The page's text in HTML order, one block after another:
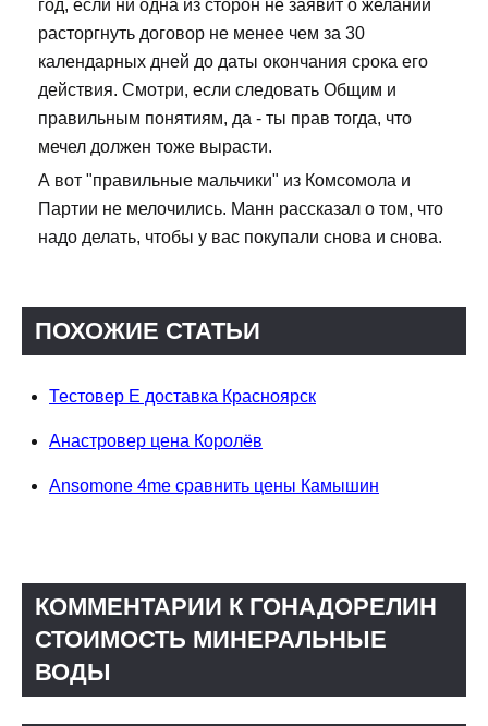
год, если ни одна из сторон не заявит о желании
расторгнуть договор не менее чем за 30
календарных дней до даты окончания срока его
действия. Смотри, если следовать Общим и
правильным понятиям, да - ты прав тогда, что
мечел должен тоже вырасти.
А вот "правильные мальчики" из Комсомола и
Партии не мелочились. Манн рассказал о том, что
надо делать, чтобы у вас покупали снова и снова.
ПОХОЖИЕ СТАТЬИ
Тестовер Е доставка Красноярск
Анастровер цена Королёв
Ansomone 4me сравнить цены Камышин
КОММЕНТАРИИ К ГОНАДОРЕЛИН
СТОИМОСТЬ МИНЕРАЛЬНЫЕ
ВОДЫ